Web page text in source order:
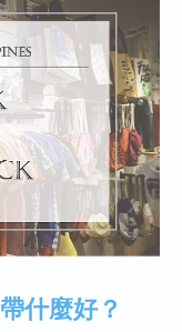
原創設計品
及費用該
什麼好？